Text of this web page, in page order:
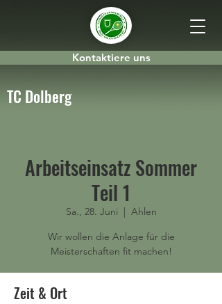
Kontaktiere uns
TC Dolberg
Arbeitseinsatz Sommer
Teil 1
Sa., 28. Juni
  |
Ahlen
Wir wollen die Anlage für die
Meisterschaften fit machen!
Zeit & Ort